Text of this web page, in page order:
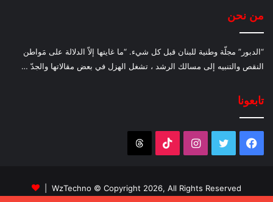
من نحن
“الدبور” مجلّة وطنية للبنان قبل كل شيء. “ما غايتها إلاّ الدلالة على مَواطن
النقص والتنبيه إلى مسالك الرشد ، تشغل الهزل في بعض مقالاتها والجدّ …
تابعونا
فيسبوك تويتر انستقرام‫TikTok
WzTechno © Copyright 2026, All Rights Reserved |